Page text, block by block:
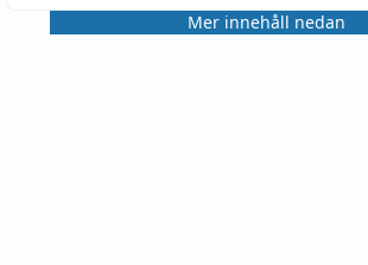
Mer innehåll nedan